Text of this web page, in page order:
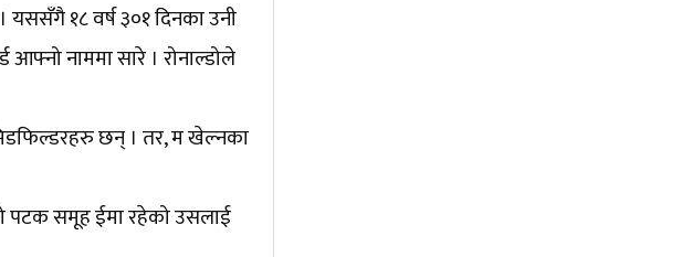
यससँगै १८ वर्ष ३०१ दिनका उनी
आफ्नो नाममा सारे । रोनाल्डोले
छन् । तर, म खेल्नका
पटक समूह ईमा रहेको उसलाई